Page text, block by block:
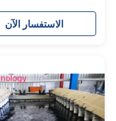
الاستفسار الآن